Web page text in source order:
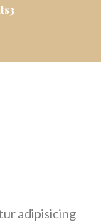
adipisicing